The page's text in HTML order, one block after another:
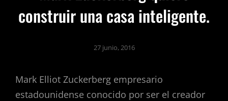
construir una casa inteligente.
27 junio, 2016
Mark Elliot Zuckerberg empresario
estadounidense conocido por ser el creador